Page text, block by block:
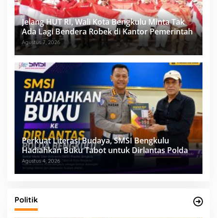
Jelang HUT RI, Wali Kota Bengkulu Minta Tak
Ada Lagi Bendera Robek di Kantor Pemerintah
Agustus 7, 2026
Perkuat Literasi Budaya, SMSI Bengkulu
Hadiahkan Buku Tabot untuk Dirlantas Polda
Agustus 4, 2026
Politik